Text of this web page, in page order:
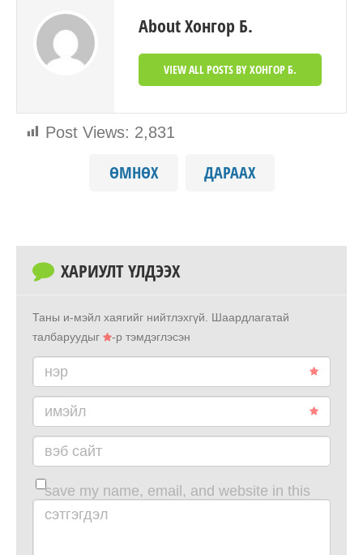
Post Views: 2,831
About Хонгор Б.
VIEW ALL POSTS BY ХОНГОР Б.
ӨМНӨХ ДАРААХ
ХАРИУЛТ ҮЛДЭЭХ
Таны и-мэйл хаягийг нийтлэхгүй.
Шаардлагатай
талбаруудыг
-р тэмдэглэсэн
нэр
имэйл
вэб сайт
save my name, email, and website in this
browser for the next time i comment.
сэтгэгдэл